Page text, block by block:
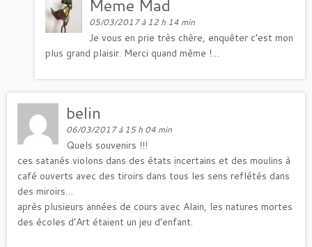
Meme Mad
05/03/2017 à 12 h 14 min
Je vous en prie très chère, enquêter c’est mon
plus grand plaisir. Merci quand même !…
belin
06/03/2017 à 15 h 04 min
Quels souvenirs !!!
ces satanés violons dans des états incertains et des moulins à
café ouverts avec des tiroirs dans tous les sens reflétés dans
des miroirs…
après plusieurs années de cours avec Alain, les natures mortes
des écoles d’Art étaient un jeu d’enfant.